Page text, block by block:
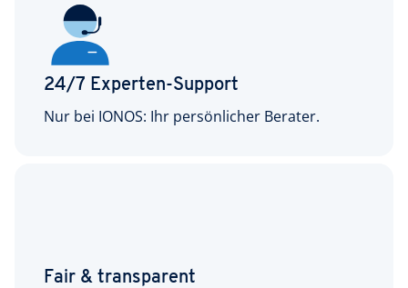
24/7 Experten-Support
Nur bei IONOS: Ihr persönlicher Berater.
Fair & transparent